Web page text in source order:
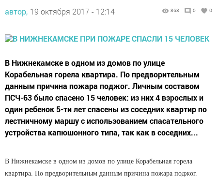
автор, 19 октября 2017 - 12:14 868 0 0
В Нижнекамске в одном из домов по улице
Корабельная горела квартира. По предворительным
данным причина пожара поджог. Личным составом
ПСЧ-63 было спасено 15 человек: из них 4 взрослых и
один ребенок 5-ти лет спасены из соседних квартир по
лестничному маршу с использованием спасательного
устройства капюшонного типа, так как в соседних...
В Нижнекамске в одном из домов по улице Корабельная горела
квартира. По предворительным данным причина пожара поджог.